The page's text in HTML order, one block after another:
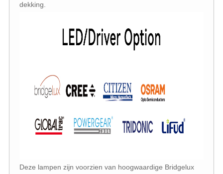
dekking.
Deze lampen zijn voorzien van hoogwaardige Bridgelux